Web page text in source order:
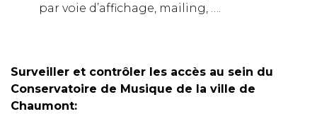
par voie d’affichage, mailing, ….
Surveiller et contrôler les accès au sein du
Conservatoire de Musique de la ville de
Chaumont: